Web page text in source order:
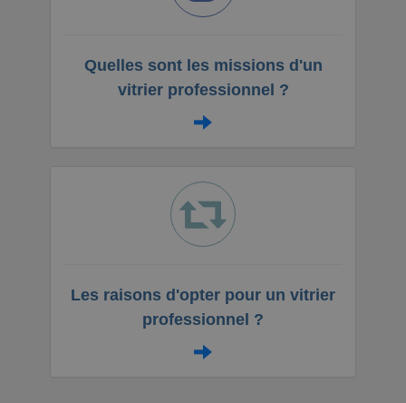
Quelles sont les missions d'un
vitrier professionnel ?
Les raisons d'opter pour un vitrier
professionnel ?